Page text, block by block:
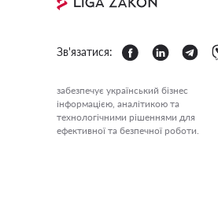
Зв'язатися:
забезпечує український бізнес
інформацією, аналітикою та
технологічними рішеннями для
ефективної та безпечної роботи.